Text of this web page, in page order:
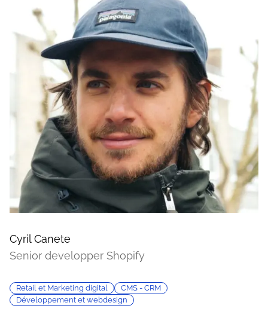
Cyril Canete
Senior developper Shopify
Retail et Marketing digital
CMS - CRM
Développement et webdesign